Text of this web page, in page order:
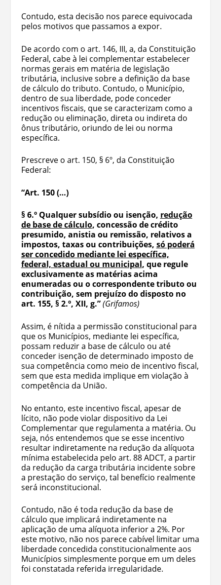
Contudo, esta decisão nos parece equivocada
pelos motivos que passamos a expor.
De acordo com o art. 146, III, a, da Constituição
Federal, cabe à lei complementar estabelecer
normas gerais em matéria de legislação
tributária, inclusive sobre a definição da base
de cálculo do tributo. Contudo, o Município,
dentro de sua liberdade, pode conceder
incentivos fiscais, que se caracterizam como a
redução ou eliminação, direta ou indireta do
ônus tributário, oriundo de lei ou norma
específica.
Prescreve o art. 150, § 6º, da Constituição
Federal:
“Art. 150 (…)
§ 6.º Qualquer subsídio ou isenção, redução
de base de cálculo, concessão de crédito
presumido, anistia ou remissão, relativos a
impostos, taxas ou contribuições, só poderá
ser concedido mediante lei específica,
federal, estadual ou municipal, que regule
exclusivamente as matérias acima
enumeradas ou o correspondente tributo ou
contribuição, sem prejuízo do disposto no
art. 155, § 2.º, XII, g.” (Grifamos)
Assim, é nítida a permissão constitucional para
que os Municípios, mediante lei específica,
possam reduzir a base de cálculo ou até
conceder isenção de determinado imposto de
sua competência como meio de incentivo fiscal,
sem que esta medida implique em violação à
competência da União.
No entanto, este incentivo fiscal, apesar de
lícito, não pode violar dispositivo da Lei
Complementar que regulamenta a matéria. Ou
seja, nós entendemos que se esse incentivo
resultar indiretamente na redução da alíquota
mínima estabelecida pelo art. 88 ADCT, a partir
da redução da carga tributária incidente sobre
a prestação do serviço, tal benefício realmente
será inconstitucional.
Contudo, não é toda redução da base de
cálculo que implicará indiretamente na
aplicação de uma alíquota inferior a 2%. Por
este motivo, não nos parece cabível limitar uma
liberdade concedida constitucionalmente aos
Municípios simplesmente porque em um deles
foi constatada referida irregularidade.